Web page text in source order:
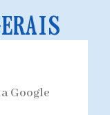
Google